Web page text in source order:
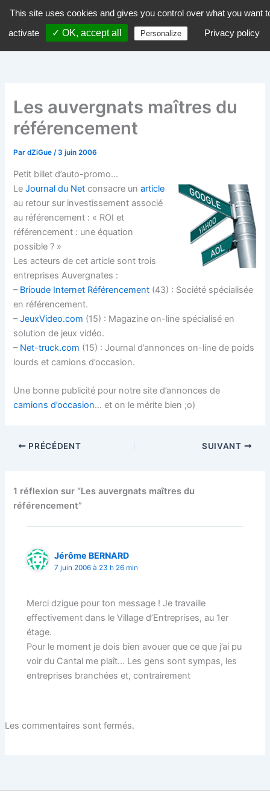
contenu
dZiGue
Les auvergnats maîtres du
référencement
PardZiGue/3 juin 2006
Petit billet d’auto-promo…
LeJournal du Net consacre unarticle
au retour sur investissement associé
au référencement : « ROI et
référencement : une équation
possible ? »
Les acteurs de cet article sont trois
entreprises Auvergnates :
– Brioude Internet Référencement (43) : Société spécialisée
en référencement.
–JeuxVideo.com (15) : Magazine on-line spécialisé en
solution de jeux vidéo.
– Net-truck.com (15) : Journal d’annonces on-line de poids
lourds et camions d’occasion.
Une bonne publicité pour notre site d’annonces de
camions d’occasion… et on le mérite bien ;o)
PRÉCÉDENT SUIVANT
1 réflexion sur “Les auvergnats maîtres du
référencement”
Jérôme BERNARD
7 juin 2006 à 23 h 26 min
Merci dzigue pour ton message ! Je travaille
effectivement dans le Village d’Entreprises, au 1er
étage.
Pour le moment je dois bien avouer que ce que j’ai pu
voir du Cantal me plaît… Les gens sont sympas, les
entreprises branchées et, contrairement
Les commentaires sont fermés.
This site uses cookies and gives you control over what you want
activate
✓ OK, accept all Personalize Privacy policy